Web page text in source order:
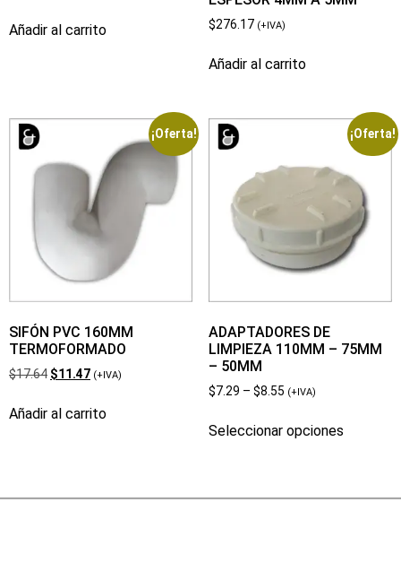
Añadir al carrito $276.17 (+IVA)
Añadir al carrito
¡Oferta!
SIFÓN PVC 160MM
TERMOFORMADO
$17.64 $11.47 (+IVA)
Añadir al carrito
¡Oferta!
ADAPTADORES DE
LIMPIEZA 110MM – 75MM
– 50MM
$7.29 – $8.55 (+IVA)
Seleccionar opciones